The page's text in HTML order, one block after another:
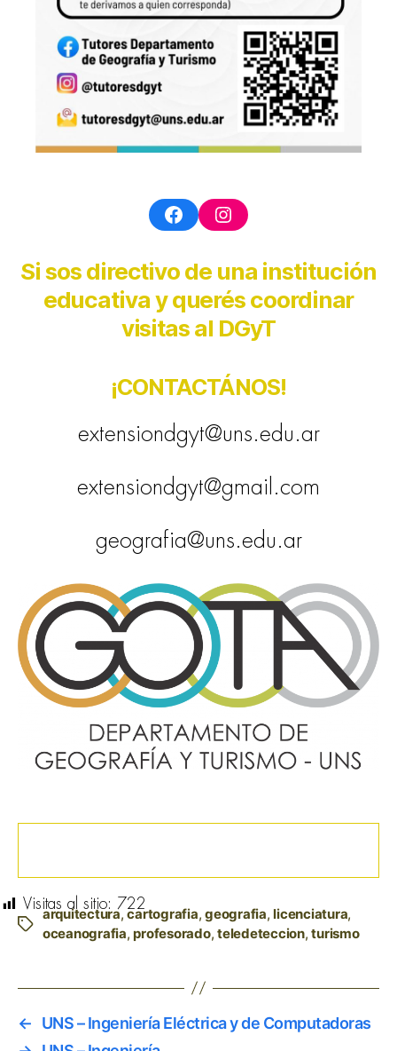
FacebookInstagram
Si sos directivo de una institución
educativa y querés coordinar
visitas al DGyT
¡CONTACTÁNOS!
extensiondgyt@uns.edu.ar
extensiondgyt@gmail.com
geografia@uns.edu.ar
Visitas al sitio: 722
Etiquetas
arquitectura,cartografia,geografia,licenciatura,
oceanografia,profesorado,teledeteccion,turismo
←
UNS – Ingeniería Eléctrica y de Computadoras